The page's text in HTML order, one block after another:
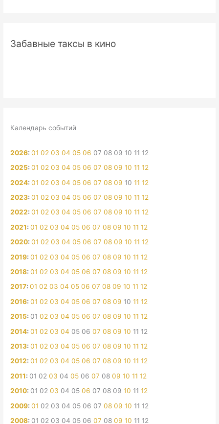
Забавные таксы в кино
Календарь событий
2026:01 02 03 04 05 06 07 08 09 10 11 12
2025:01 02 03 04 05 06 07 08 09 10 11 12
2024:01 02 03 04 05 06 07 08 09 10 11 12
2023:01 02 03 04 05 06 07 08 09 10 11 12
2022:01 02 03 04 05 06 07 08 09 10 11 12
2021:01 02 03 04 05 06 07 08 09 10 11 12
2020:01 02 03 04 05 06 07 08 09 10 11 12
2019:01 02 03 04 05 06 07 08 09 10 11 12
2018:01 02 03 04 05 06 07 08 09 10 11 12
2017:01 02 03 04 05 06 07 08 09 10 11 12
2016:01 02 03 04 05 06 07 08 09 10 11 12
2015: 01 02 03 04 05 06 07 08 09 10 11 12
2014:01 02 03 04 05 06 07 08 09 10 11 12
2013:01 02 03 04 05 06 07 08 09 10 11 12
2012:01 02 03 04 05 06 07 08 09 10 11 12
2011: 01 02 03 04 05 06 07 08 09 10 11 12
2010: 01 02 03 04 05 06 07 08 09 10 11 12
2009:01 02 03 04 05 06 07 08 09 10 11 12
2008: 01 02 03 04 05 06 07 08 09 10 11 12